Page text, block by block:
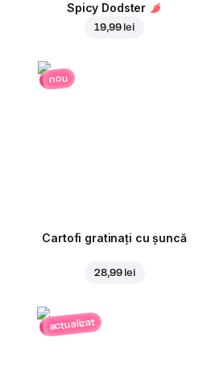
Spicy Dodster
19,99 lei
nou
Cartofi gratinați cu șuncă
28,99 lei
actualizat